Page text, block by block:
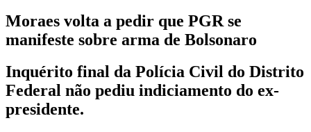
Moraes volta a pedir que PGR se
manifeste sobre arma de Bolsonaro
Inquérito final da Polícia Civil do Distrito
Federal não pediu indiciamento do ex-
presidente.